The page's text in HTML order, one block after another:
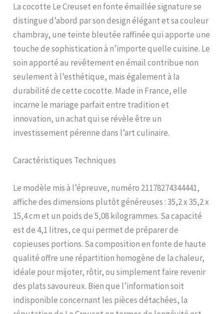
braiser et faire mijoter à
faible consommation
d'énergie, Convient aux
fours et à tous types de
surfaces de cuisson, dont
induction Grandes
en sûre et confortable
pour la soulever et la
transporter, même avec
intérieur clair résistant aux
rayures, Couvercle en
Facile à utiliser et à
de plaques de cuisson
(dont induction), fours et
grils, Poignées des deux
côtés, Émail facile à laver,
Passe au lave-vaisselle,
Garantie à vie Contenu : 1x
Cocotte en Fonte Émaillée
Signature avec Couvercle,
Ø 27 cm, Ovale, 4.1 L,
Dimensions avec poignées
et couvercle : 35.2 x 22.6 x
15.4 cm, Poids : 4.43 kg,
Couleur : Chambray,
La cocotte Le Creuset en fonte émaillée signature se
distingue d’abord par son design élégant et sa couleur
chambray, une teinte bleutée raffinée qui apporte une
touche de sophistication à n’importe quelle cuisine. Le
soin apporté au revêtement en émail contribue non
seulement à l’esthétique, mais également à la
durabilité de cette cocotte. Made in France, elle
incarne le mariage parfait entre tradition et
innovation, un achat qui se révèle être un
investissement pérenne dans l’art culinaire.
Caractéristiques Techniques
Le modèle mis à l’épreuve, numéro 21178274344441,
affiche des dimensions plutôt généreuses : 35,2 x 35,2 x
15,4 cm et un poids de 5,08 kilogrammes. Sa capacité
est de 4,1 litres, ce qui permet de préparer de
copieuses portions. Sa composition en fonte de haute
qualité offre une répartition homogène de la chaleur,
idéale pour mijoter, rôtir, ou simplement faire revenir
des plats savoureux. Bien que l’information soit
indisponible concernant les pièces détachées, la